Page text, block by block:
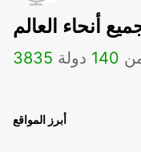
أنحاء العالم
3835 140 دولة
أبرز المواقع